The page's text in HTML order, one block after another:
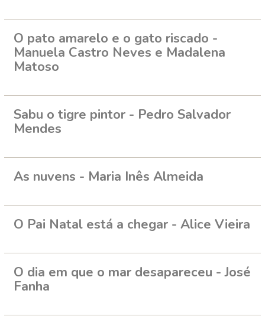
O pato amarelo e o gato riscado -
Manuela Castro Neves e Madalena
Matoso
Sabu o tigre pintor - Pedro Salvador
Mendes
As nuvens - Maria Inês Almeida
O Pai Natal está a chegar - Alice Vieira
O dia em que o mar desapareceu - José
Fanha